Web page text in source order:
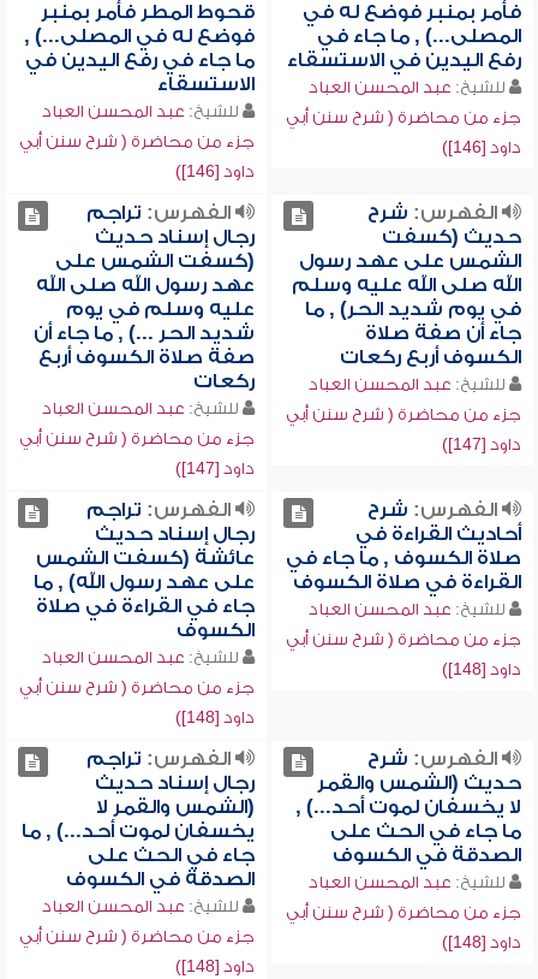
فأمر بمنبر فوضع له في
المصلى...) , ما جاء في
رفع اليدين في الاستسقاء
للشيخ: عبد المحسن العباد
جزء من محاضرة ( شرح سنن أبي
داود [146])
قحوط المطر فأمر بمنبر
فوضع له في المصلى...) ,
ما جاء في رفع اليدين في
الاستسقاء
للشيخ: عبد المحسن العباد
جزء من محاضرة ( شرح سنن أبي
داود [146])
الفهرس: شرح
حديث (كسفت
الشمس على عهد رسول
الله صلى الله عليه وسلم
في يوم شديد الحر) , ما
جاء أن صفة صلاة
الكسوف أربع ركعات
للشيخ: عبد المحسن العباد
جزء من محاضرة ( شرح سنن أبي
داود [147])
الفهرس: تراجم
رجال إسناد حديث
(كسفت الشمس على
عهد رسول الله صلى الله
عليه وسلم في يوم
شديد الحر ...) , ما جاء أن
صفة صلاة الكسوف أربع
ركعات
للشيخ: عبد المحسن العباد
جزء من محاضرة ( شرح سنن أبي
داود [147])
الفهرس: شرح
أحاديث القراءة في
صلاة الكسوف , ما جاء في
القراءة في صلاة الكسوف
للشيخ: عبد المحسن العباد
جزء من محاضرة ( شرح سنن أبي
داود [148])
الفهرس: تراجم
رجال إسناد حديث
عائشة (كسفت الشمس
على عهد رسول الله) , ما
جاء في القراءة في صلاة
الكسوف
للشيخ: عبد المحسن العباد
جزء من محاضرة ( شرح سنن أبي
داود [148])
الفهرس: شرح
حديث (الشمس والقمر
لا يخسفان لموت أحد...) ,
ما جاء في الحث على
الصدقة في الكسوف
للشيخ: عبد المحسن العباد
جزء من محاضرة ( شرح سنن أبي
داود [148])
الفهرس: تراجم
رجال إسناد حديث
(الشمس والقمر لا
يخسفان لموت أحد...) , ما
جاء في الحث على
الصدقة في الكسوف
للشيخ: عبد المحسن العباد
جزء من محاضرة ( شرح سنن أبي
داود [148])